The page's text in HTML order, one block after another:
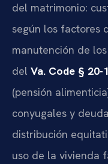
del matrimonio:
según los factores
manutención de
del Va. Code § 20-
(pensión
conyugales y
distribución
uso de la vivienda